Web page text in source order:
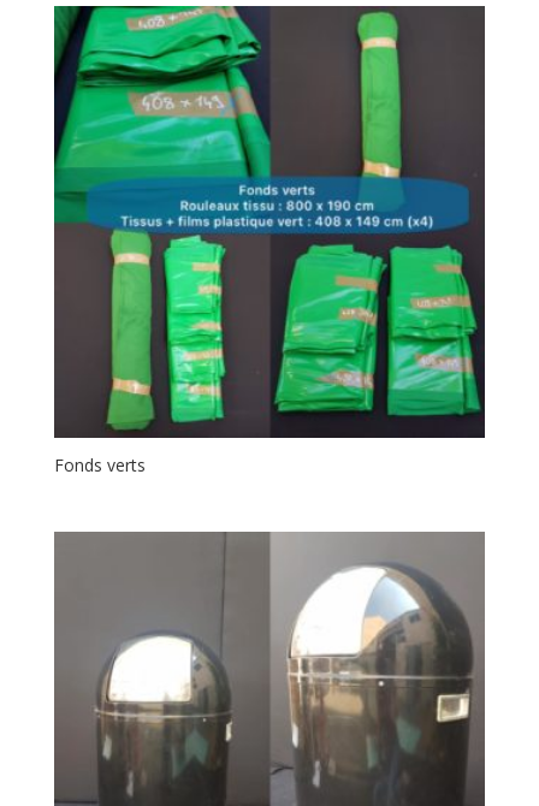
Fonds verts